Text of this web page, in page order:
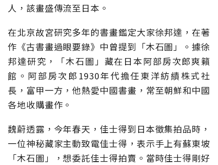
人，該畫盛傳流至日本。
在北京故宮研究多年的書畫鑑定大家徐邦達，在著
作《古書畫過眼要錄》中曾提到「木石圖」。據徐
邦達研究，「木石圖」藏在日本阿部房次郎爽籟
館。阿部房次郎1930年代擔任東洋紡績株式社
長，富甲一方，他熱愛中國書畫，常至朝鮮和中國
各地收購畫作。
魏蔚透露，今年春天，佳士得到日本徵集拍品時，
一位神秘藏家主動致電佳士得，表示手上有蘇東坡
「木石圖」，想委託佳士得拍賣。當時佳士得剛好